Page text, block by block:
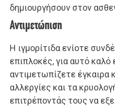
δημιουργήσουν στον
Αντιμετώπιση
Η ιγμορίτιδα ενίοτε
επιπλοκές, για αυτό καλό
αντιμετωπίζετε έγκαιρα
αλλεργίες και τα
επιτρέποντάς τους να